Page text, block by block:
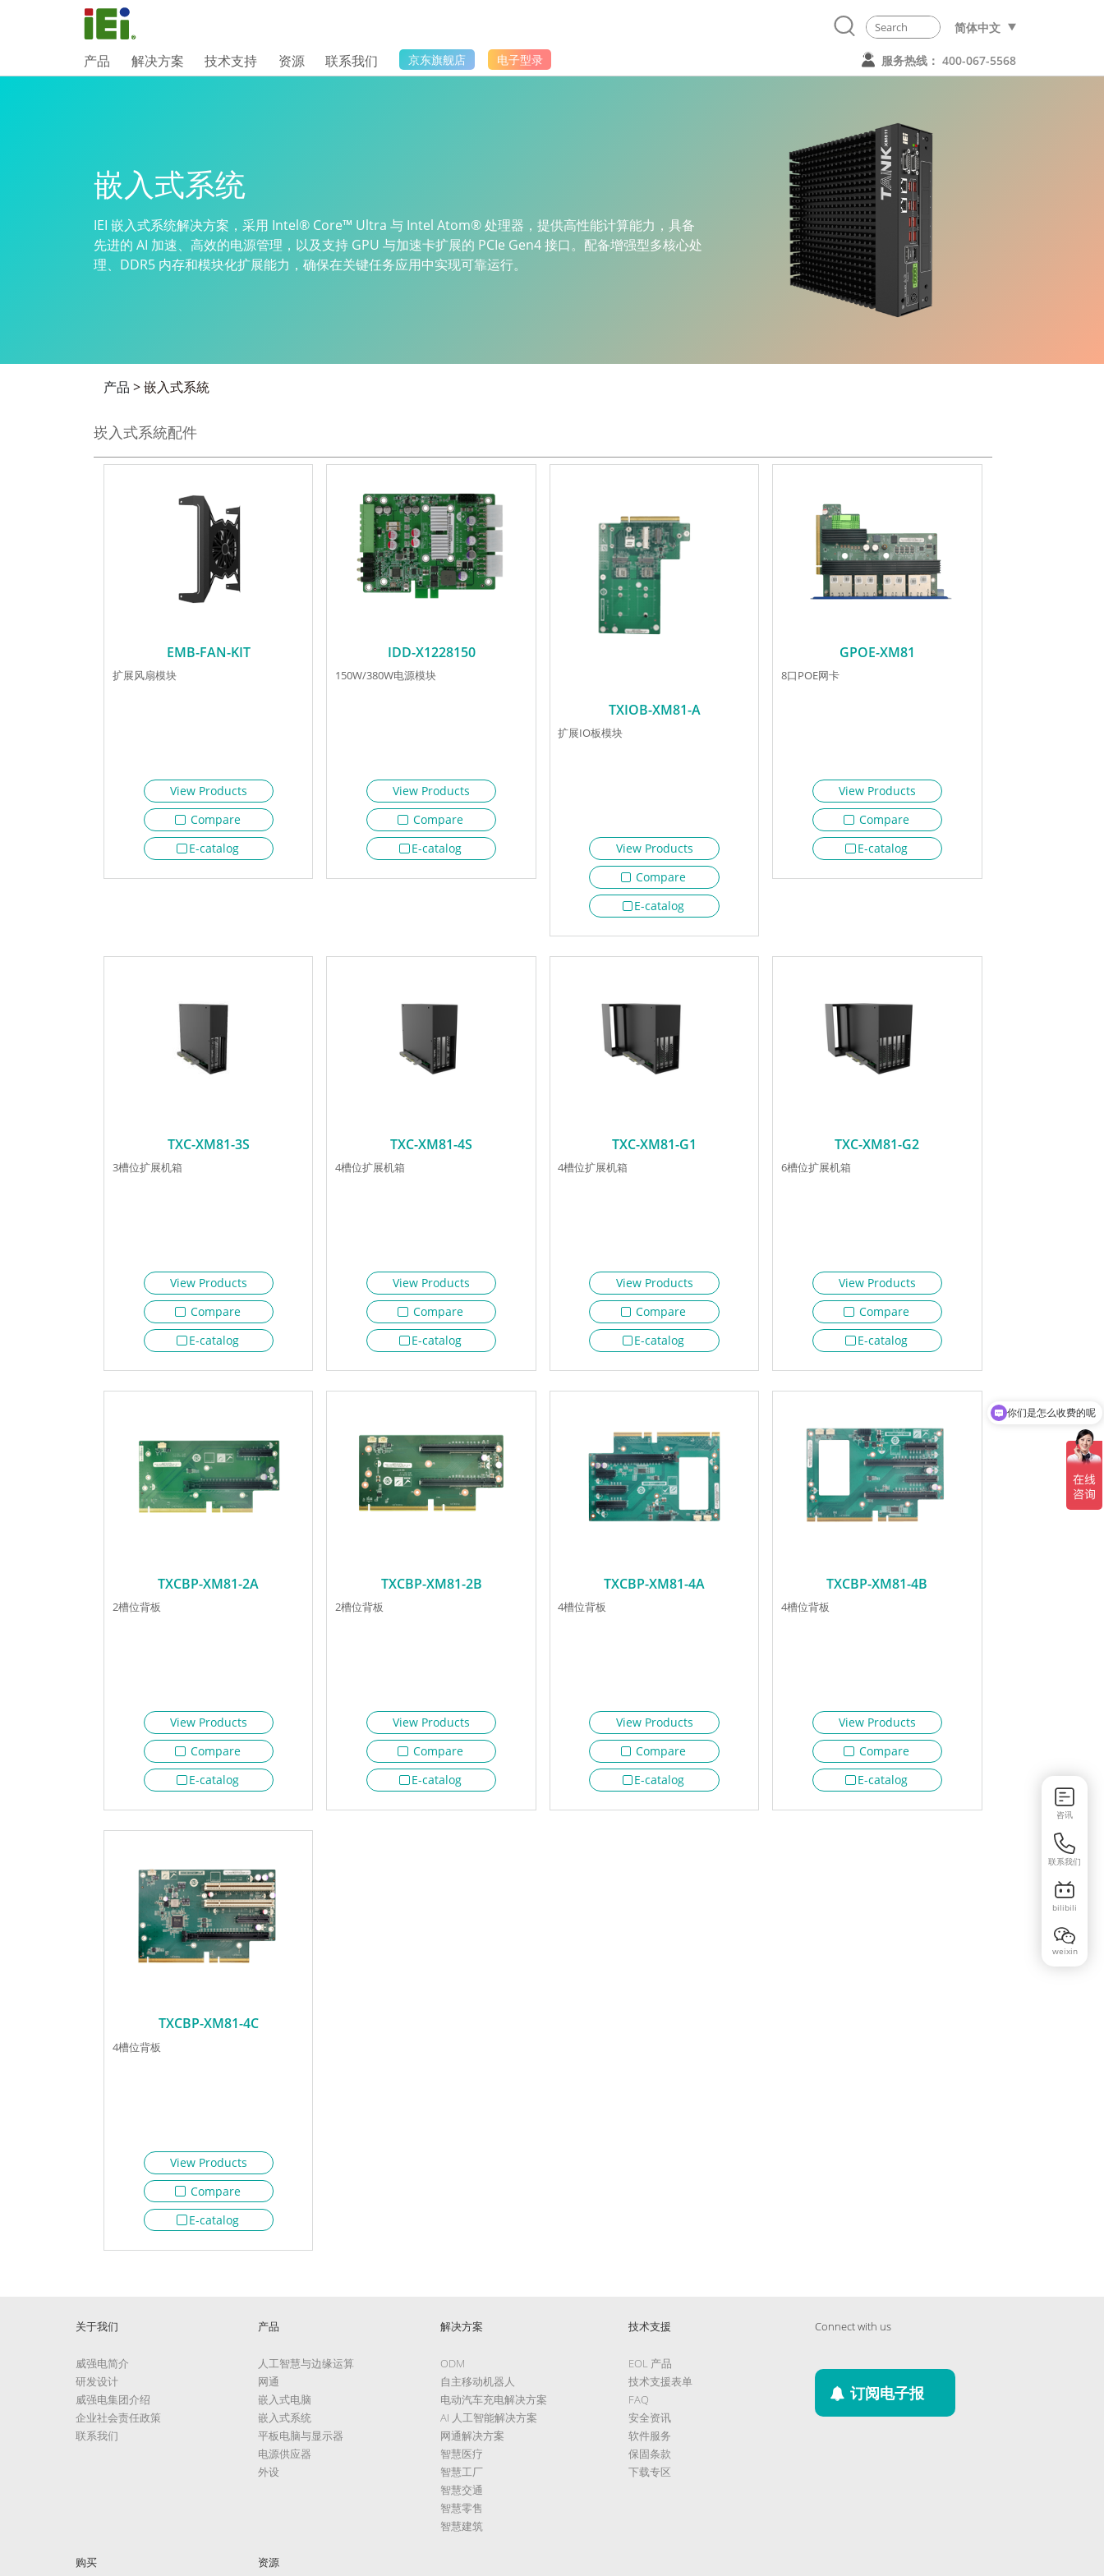
简体中文
产品 解决方案 技术支持 资源 联系我们 京东旗舰店 电子型录 服务热线： 400-067-5568
嵌入式系统
IEI 嵌入式系统解决方案，采用 Intel® Core™ Ultra 与 Intel Atom® 处理器，提供高性能计算能力，具备
先进的 AI 加速、高效的电源管理，以及支持 GPU 与加速卡扩展的 PCIe Gen4 接口。配备增强型多核心处
理、DDR5 内存和模块化扩展能力，确保在关键任务应用中实现可靠运行。
产品 >嵌入式系統
崁入式系統配件
EMB-FAN-KIT
扩展风扇模块
View Products
Compare
E-catalog
IDD-X1228150
150W/380W电源模块
View Products
Compare
E-catalog
TXIOB-XM81-A
扩展IO板模块
View Products
Compare
E-catalog
GPOE-XM81
8口POE网卡
View Products
Compare
E-catalog
TXC-XM81-3S
3槽位扩展机箱
View Products
Compare
E-catalog
TXC-XM81-4S
4槽位扩展机箱
View Products
Compare
E-catalog
TXC-XM81-G1
4槽位扩展机箱
View Products
Compare
E-catalog
TXC-XM81-G2
6槽位扩展机箱
View Products
Compare
E-catalog
TXCBP-XM81-2A
2槽位背板
View Products
Compare
E-catalog
TXCBP-XM81-2B
2槽位背板
View Products
Compare
E-catalog
TXCBP-XM81-4A
4槽位背板
View Products
Compare
E-catalog
TXCBP-XM81-4B
4槽位背板
View Products
Compare
E-catalog
TXCBP-XM81-4C
4槽位背板
View Products
Compare
E-catalog
关于我们
威强电简介
研发设计
威强电集团介绍
企业社会责任政策
联系我们
产品
人工智慧与边缘运算
网通
嵌入式电脑
嵌入式系统
平板电脑与显示器
电源供应器
外设
解决方案
ODM
自主移动机器人
电动汽车充电解决方案
AI 人工智能解决方案
网通解决方案
智慧医疗
智慧工厂
智慧交通
智慧零售
智慧建筑
技术支援
EOL 产品
技术支援表单
FAQ
安全资讯
软件服务
保固条款
下载专区
购买 资源
Connect with us
订阅电子报
咨讯
联系我们
bilibili
weixin